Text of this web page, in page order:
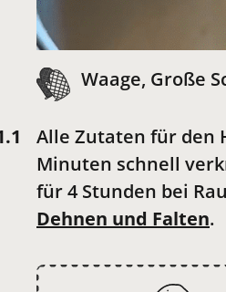
Waage, Große
Alle Zutaten für den
Minuten schnell
für 4 Stunden bei
Dehnen und Falten.